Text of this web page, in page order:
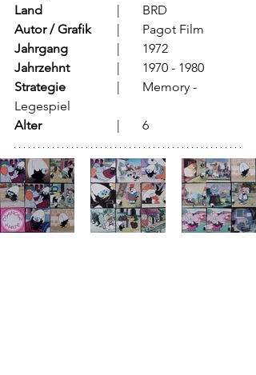
Land
			  |	BRD
Autor / Grafik
	  |	Pagot Film
Jahrgang
		  |	1972
Jahrzehnt
		  |	1970 - 1980
Strategie
Legespiel
Alter
			  |	6